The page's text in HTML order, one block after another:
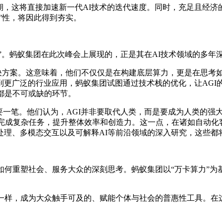
这将直接加速新一代AI技术的迭代速度。同时，充足且经
，将因此得到夯实。
蚂蚁集团在此次峰会上展现的，正是其在AI技术领域的多年
案。这意味着，他们不仅仅是在构建底层算力，更是在思
广泛的行业应用，蚂蚁集团试图通过技术栈的优化，让
不可或缺的环节。
笔。他们认为，AGI并非要取代人类，而是要成为人类的
复杂任务，提升整体效率和创造力。这一点，在诸如自动
、多模态交互以及可解释AI等前沿领域的深入研究，这些
重塑社会、服务大众的深刻思考。蚂蚁集团以“万卡算力”
，成为大众触手可及的、赋能个体与社会的普惠性工具。